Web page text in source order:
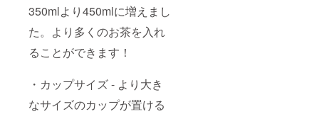
350mlより450mlに増えまし
た。より多くのお茶を入れ
ることができます！
・カップサイズ - より大き
なサイズのカップが置ける